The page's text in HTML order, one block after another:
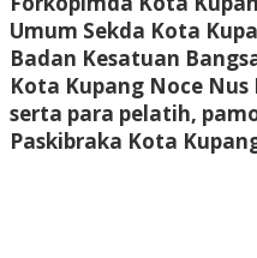
Umum Sekda Kota
Badan Kesatuan
Kota Kupang Noce
serta para pelatih,
Paskibraka Kota